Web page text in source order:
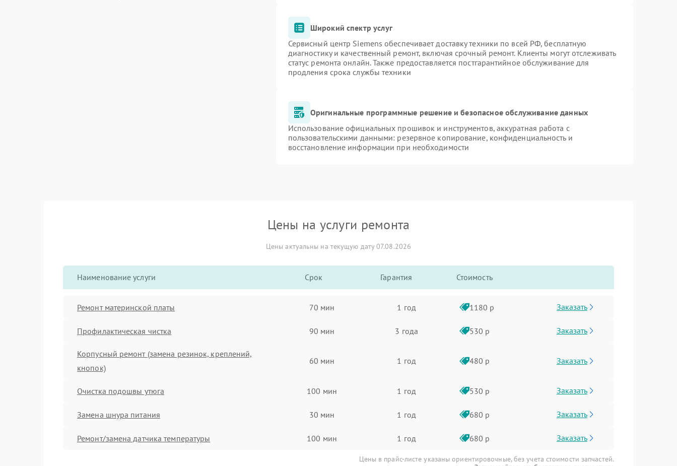
Широкий спектр услуг
Сервисный центр Siemens обеспечивает доставку техники по всей РФ, бесплатную
диагностику и качественный ремонт, включая срочный ремонт. Клиенты могут отслеживать
статус ремонта онлайн. Также предоставляется постгарантийное обслуживание для
продления срока службы техники
Оригинальные программные решение и безопасное обслуживание данных
Использование официальных прошивок и инструментов, аккуратная работа с
пользовательскими данными: резервное копирование, конфиденциальность и
восстановление информации при необходимости
Цены на услуги ремонта
Цены актуальны на текущую дату 07.08.2026
Наименование услуги Срок Гарантия Стоимость
Ремонт материнской платы 70 мин 1 год 1180 р Заказать
Профилактическая чистка 90 мин 3 года 530 р Заказать
Корпусный ремонт (замена резинок, креплений,
кнопок)
60 мин 1 год 480 р Заказать
Очистка подошвы утюга 100 мин 1 год 530 р Заказать
Замена шнура питания 30 мин 1 год 680 р Заказать
Ремонт/замена датчика температуры 100 мин 1 год 680 р Заказать
Цены в прайс-листе указаны ориентировочные, без учета стоимости запчастей.